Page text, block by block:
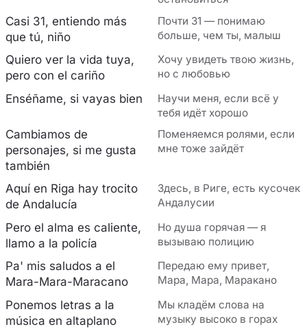
Casi 31, entiendo más
que tú, niño
Почти 31 — понимаю
больше, чем ты, малыш
Quiero ver la vida tuya,
pero con el cariño
Хочу увидеть твою жизнь,
но с любовью
Enséñame, si vayas bien
Научи меня, если всё у
тебя идёт хорошо
Cambiamos de
personajes, si me gusta
también
Поменяемся ролями, если
мне тоже зайдёт
Aquí en Riga hay trocito
de Andalucía
Здесь, в Риге, есть кусочек
Андалусии
Pero el alma es caliente,
llamo a la policía
Но душа горячая — я
вызываю полицию
Pa' mis saludos a el
Mara-Mara-Maracano
Передаю ему привет,
Мара, Мара, Маракано
Ponemos letras a la
música en altaplano
Мы кладём слова на
музыку высоко в горах